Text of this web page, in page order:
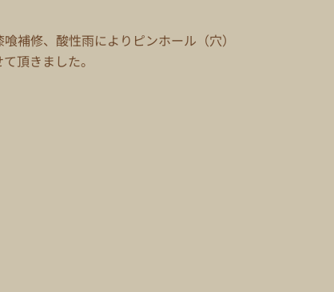
補修、酸性雨によりピンホール（穴）
頂きました。